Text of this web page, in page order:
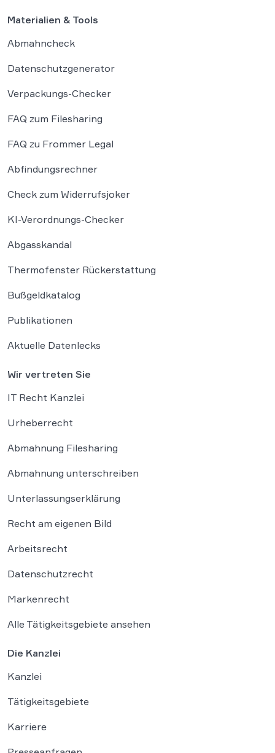
Materialien & Tools
Abmahncheck
Datenschutzgenerator
Verpackungs-Checker
FAQ zum Filesharing
FAQ zu Frommer Legal
Abfindungsrechner
Check zum Widerrufsjoker
KI-Verordnungs-Checker
Abgasskandal
Thermofenster Rückerstattung
Bußgeldkatalog
Publikationen
Aktuelle Datenlecks
Wir vertreten Sie
IT Recht Kanzlei
Urheberrecht
Abmahnung Filesharing
Abmahnung unterschreiben
Unterlassungserklärung
Recht am eigenen Bild
Arbeitsrecht
Datenschutzrecht
Markenrecht
Alle Tätigkeitsgebiete ansehen
Die Kanzlei
Kanzlei
Tätigkeitsgebiete
Karriere